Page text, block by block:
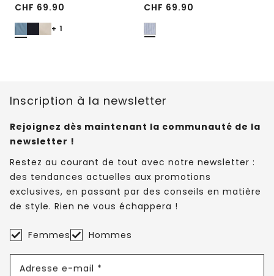
CHF 69.90
+ 1
CHF 69.90
Inscription à la newsletter
Rejoignez dès maintenant la communauté de la
newsletter !
Restez au courant de tout avec notre newsletter :
des tendances actuelles aux promotions
exclusives, en passant par des conseils en matière
de style. Rien ne vous échappera !
Femmes Hommes
Adresse e-mail *